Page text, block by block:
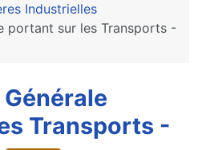
Industrielles
portant sur les Transports -
Transports -